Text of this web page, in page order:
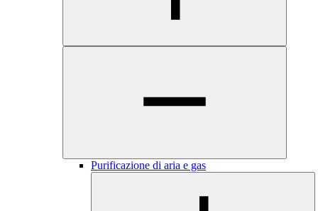
Purificazione di aria e gas